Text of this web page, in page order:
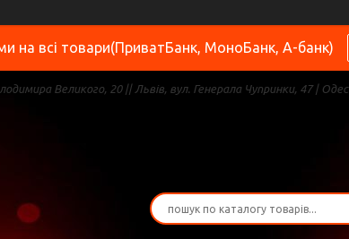
на всі товари(ПриватБанк, МоноБанк, А-банк)
Великого, 20 || Львів, вул. Генерала Чупринки, 47 |